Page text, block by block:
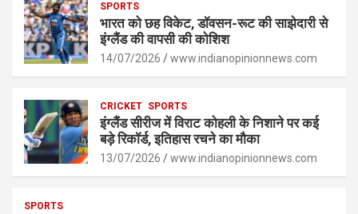
s
A
p
p
b
o
o
n
g
er
Li
n
k
e
SPORTS
भारत को छह विकेट, डॉवसन-रूट की साझेदारी से
इंग्लैंड की वापसी की कोशिश
14/07/2026 www.indianopinionnews.com
CRICKET SPORTS
इंग्लैंड सीरीज में विराट कोहली के निशाने पर कई
बड़े रिकॉर्ड, इतिहास रचने का मौका
13/07/2026 www.indianopinionnews.com
SPORTS